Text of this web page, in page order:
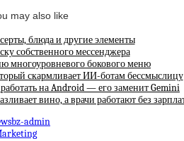
may also like
блюда и другие элементы
собственного мессенджера
многоуровневого бокового меню
скармливает ИИ-ботам бессмыслицу
на Android — его заменит Gemini
вино, а врачи работают без
admin